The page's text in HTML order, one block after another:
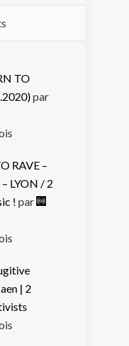
TO
par
RAVE –
LYON / 2
! par
| 2